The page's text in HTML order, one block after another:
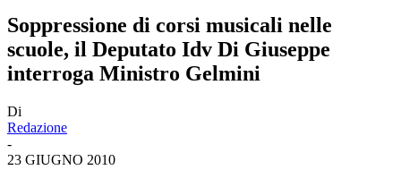
Soppressione di corsi musicali nelle
scuole, il Deputato Idv Di Giuseppe
interroga Ministro Gelmini
Di
Redazione
-
23 GIUGNO 2010